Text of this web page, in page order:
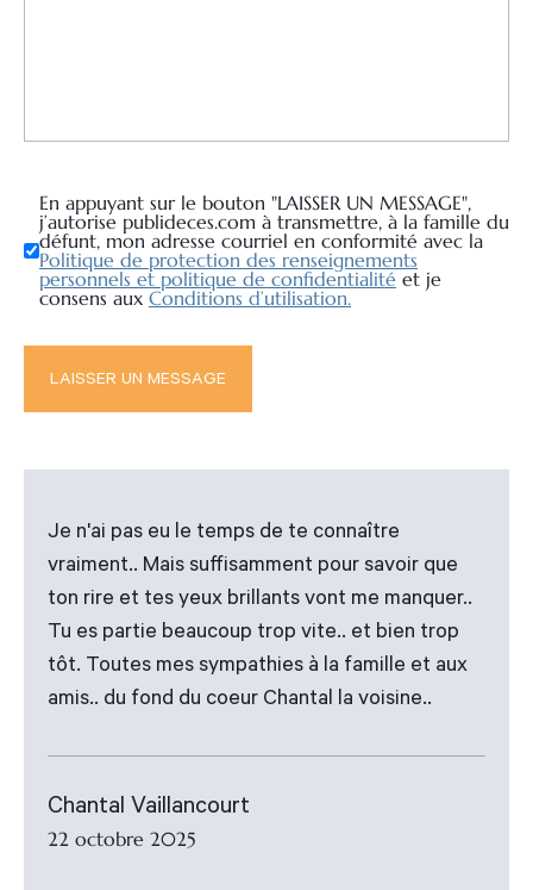
En appuyant sur le bouton "LAISSER UN MESSAGE",
j’autorise publideces.com à transmettre, à la famille du
défunt, mon adresse courriel en conformité avec la
Politique de protection des renseignements
personnels et politique de confidentialité et je
consens aux Conditions d’utilisation.
Je n'ai pas eu le temps de te connaître
vraiment.. Mais suffisamment pour savoir que
ton rire et tes yeux brillants vont me manquer..
Tu es partie beaucoup trop vite.. et bien trop
tôt. Toutes mes sympathies à la famille et aux
amis.. du fond du coeur Chantal la voisine..
Chantal Vaillancourt
22 octobre 2025